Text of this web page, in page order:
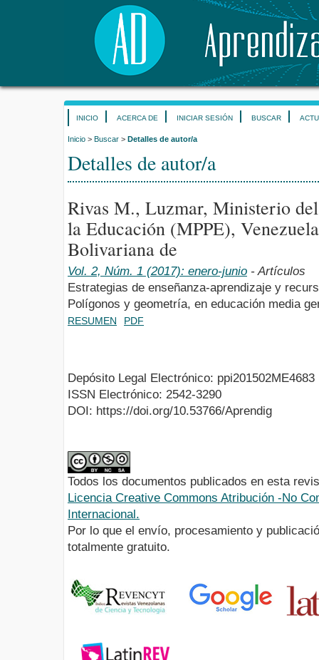
INICIO ACERCA DE INICIAR SESIÓN BUSCAR
Inicio > Buscar > Detalles de autor/a
Detalles de autor/a
Rivas M., Luzmar, Ministerio
la Educación (MPPE),
Bolivariana de
Vol. 2, Núm. 1 (2017): enero-junio - Artículos
Estrategias de enseñanza-aprendizaje y
Polígonos y geometría, en educación media
RESUMEN PDF
Depósito Legal Electrónico: ppi201502ME4683
ISSN Electrónico: 2542-3290
DOI: https://doi.org/10.53766/Aprendig
Todos los documentos publicados en esta
Licencia Creative Commons Atribución -No
Internacional.
Por lo que el envío, procesamiento y
totalmente gratuito.